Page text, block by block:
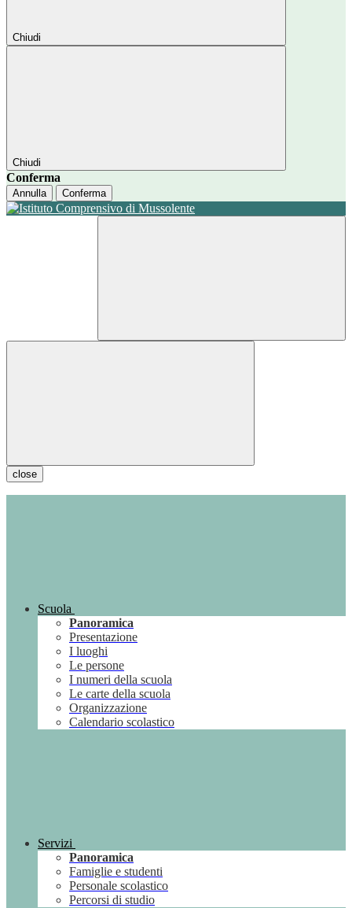
Chiudi
Chiudi
Conferma
Annulla Conferma
close
Scuola
Panoramica
Presentazione
I luoghi
Le persone
I numeri della scuola
Le carte della scuola
Organizzazione
Calendario scolastico
Servizi
Panoramica
Famiglie e studenti
Personale scolastico
Percorsi di studio